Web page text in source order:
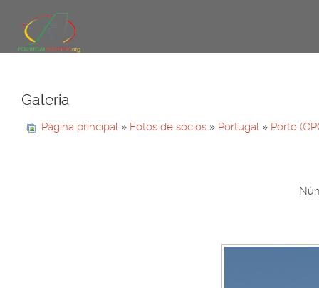
Galeria
Página principal » Fotos de sócios » Portugal » Porto